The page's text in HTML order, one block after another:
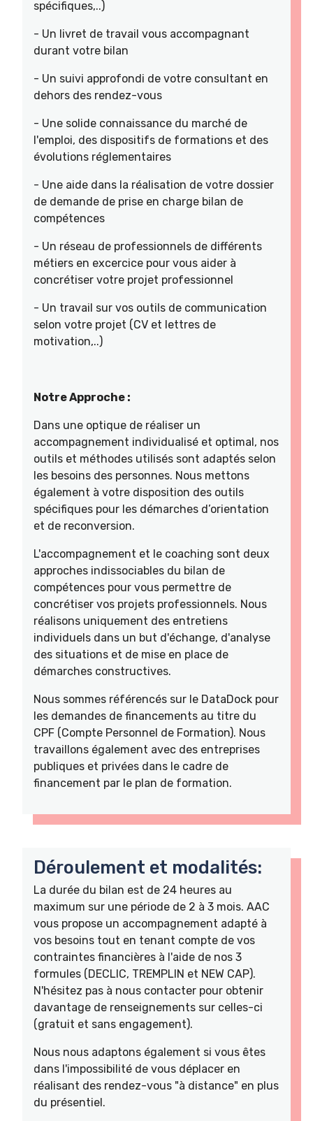
spécifiques,..)
- Un livret de travail vous accompagnant
durant votre bilan
- Un suivi approfondi de votre consultant en
dehors des rendez-vous
- Une solide connaissance du marché de
l'emploi, des dispositifs de formations et des
évolutions réglementaires
- Une aide dans la réalisation de votre dossier
de demande de prise en charge bilan de
compétences
- Un réseau de professionnels de différents
métiers en excercice pour vous aider à
concrétiser votre projet professionnel
- Un travail sur vos outils de communication
selon votre projet (CV et lettres de
motivation,..)
Notre Approche :
Dans une optique de réaliser un
accompagnement individualisé et optimal, nos
outils et méthodes utilisés sont adaptés selon
les besoins des personnes. Nous mettons
également à votre disposition des outils
spécifiques pour les démarches d’orientation
et de reconversion.
L'accompagnement et le coaching sont deux
approches indissociables du bilan de
compétences pour vous permettre de
concrétiser vos projets professionnels. Nous
réalisons uniquement des entretiens
individuels dans un but d'échange, d'analyse
des situations et de mise en place de
démarches constructives.
Nous sommes référencés sur le DataDock pour
les demandes de financements au titre du
CPF (Compte Personnel de Formation). Nous
travaillons également avec des entreprises
publiques et privées dans le cadre de
financement par le plan de formation.
Déroulement et modalités:
La durée du bilan est de 24 heures au
maximum sur une période de 2 à 3 mois. AAC
vous propose un accompagnement adapté à
vos besoins tout en tenant compte de vos
contraintes financières à l'aide de nos 3
formules (DECLIC, TREMPLIN et NEW CAP).
N'hésitez pas à nous contacter pour obtenir
davantage de renseignements sur celles-ci
(gratuit et sans engagement).
Nous nous adaptons également si vous êtes
dans l'impossibilité de vous déplacer en
réalisant des rendez-vous "à distance" en plus
du présentiel.